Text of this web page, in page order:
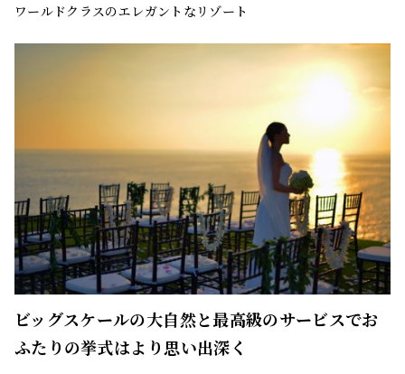
ワールドクラスのエレガントなリゾート
ビッグスケールの大自然と最高級のサービスでお
ふたりの挙式はより思い出深く